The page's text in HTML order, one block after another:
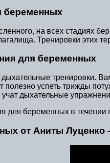
беременных
на всех стадиях
Тренировки этих
для беременных
тренировки.
полезно успеть трижды
дыхательные
для беременных в течении
от Аниты